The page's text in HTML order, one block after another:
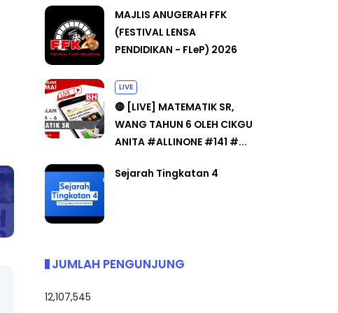
MAJLIS ANUGERAH FFK
(FESTIVAL LENSA
PENDIDIKAN - FLeP) 2026
LIVE
🔴 [LIVE] MATEMATIK SR,
WANG TAHUN 6 OLEH CIKGU
ANITA #ALLINONE #141 #...
Sejarah Tingkatan 4
JUMLAH PENGUNJUNG
12,107,545